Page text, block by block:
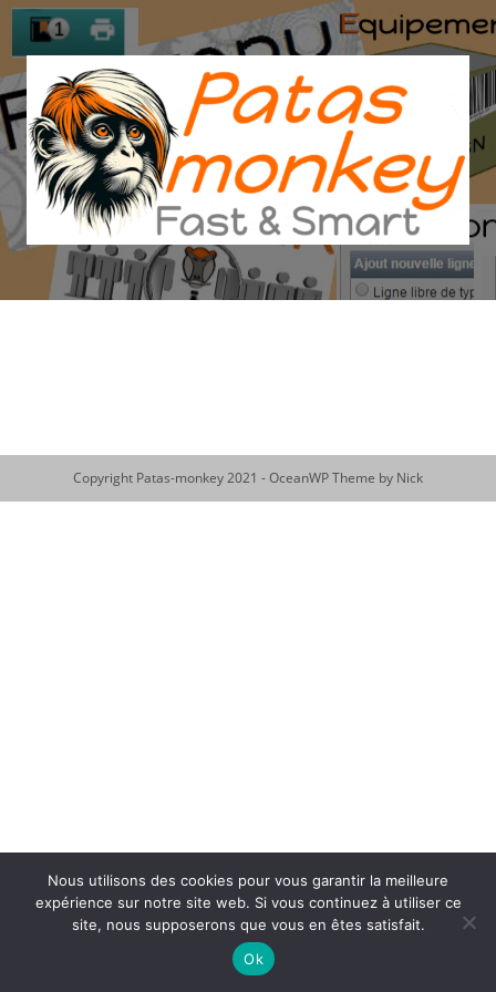
Salta
contenuto
Copyright Patas-monkey 2021 - OceanWP Theme by Nick
Nous utilisons des cookies pour vous garantir la meilleure
expérience sur notre site web. Si vous continuez à utiliser ce
site, nous supposerons que vous en êtes satisfait.
Ok